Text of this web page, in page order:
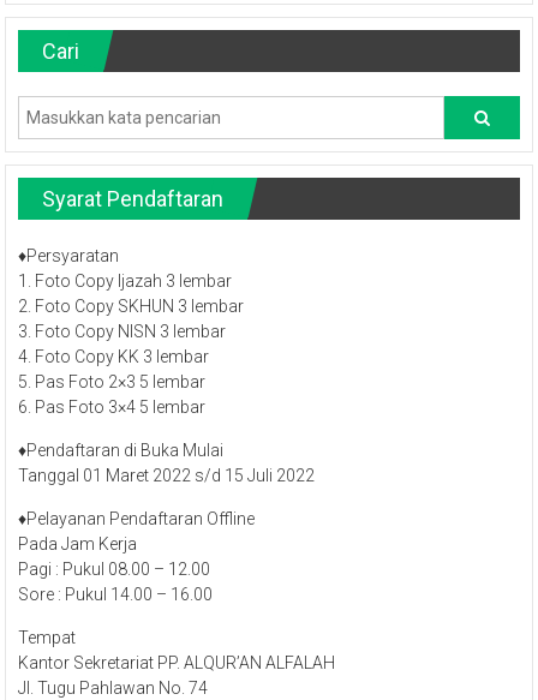
Cari
Syarat Pendaftaran
♦​Persyaratan
1. Foto Copy Ijazah 3 lembar
2. Foto Copy SKHUN 3 lembar
3. Foto Copy NISN 3 lembar
4. Foto Copy KK 3 lembar
5. Pas Foto 2×3 5 lembar
6. Pas Foto 3×4 5 lembar
♦​Pendaftaran di Buka Mulai​
Tanggal 01 Maret 2022 s/d 15 Juli 2022
♦​Pelayanan Pendaftaran​ Offline
Pada Jam Kerja
Pagi : Pukul 08.00 – 12.00
Sore : Pukul 14.00 – 16.00
Tempat
Kantor Sekretariat PP. ALQUR’AN ALFALAH
Jl. Tugu Pahlawan No. 74